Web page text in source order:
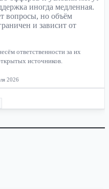
иногда медленная.
вопросы, но объём
и зависит от
ответственности за их
источников.
2026